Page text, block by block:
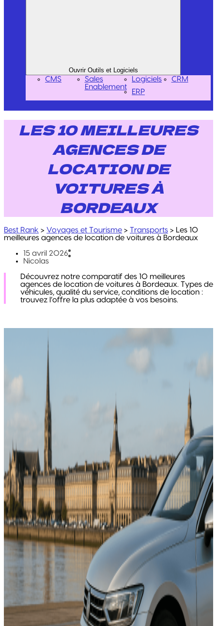
Ouvrir Outils et Logiciels
CMS
Sales
Enablement
Logiciels
CRM
ERP
LES 10 MEILLEURES
AGENCES DE
LOCATION DE
VOITURES À
BORDEAUX
Best Rank > Voyages et Tourisme > Transports > Les 10
meilleures agences de location de voitures à Bordeaux
15 avril 2026
Nicolas
Découvrez notre comparatif des 10 meilleures
agences de location de voitures à Bordeaux. Types de
véhicules, qualité du service, conditions de location :
trouvez l’offre la plus adaptée à vos besoins.